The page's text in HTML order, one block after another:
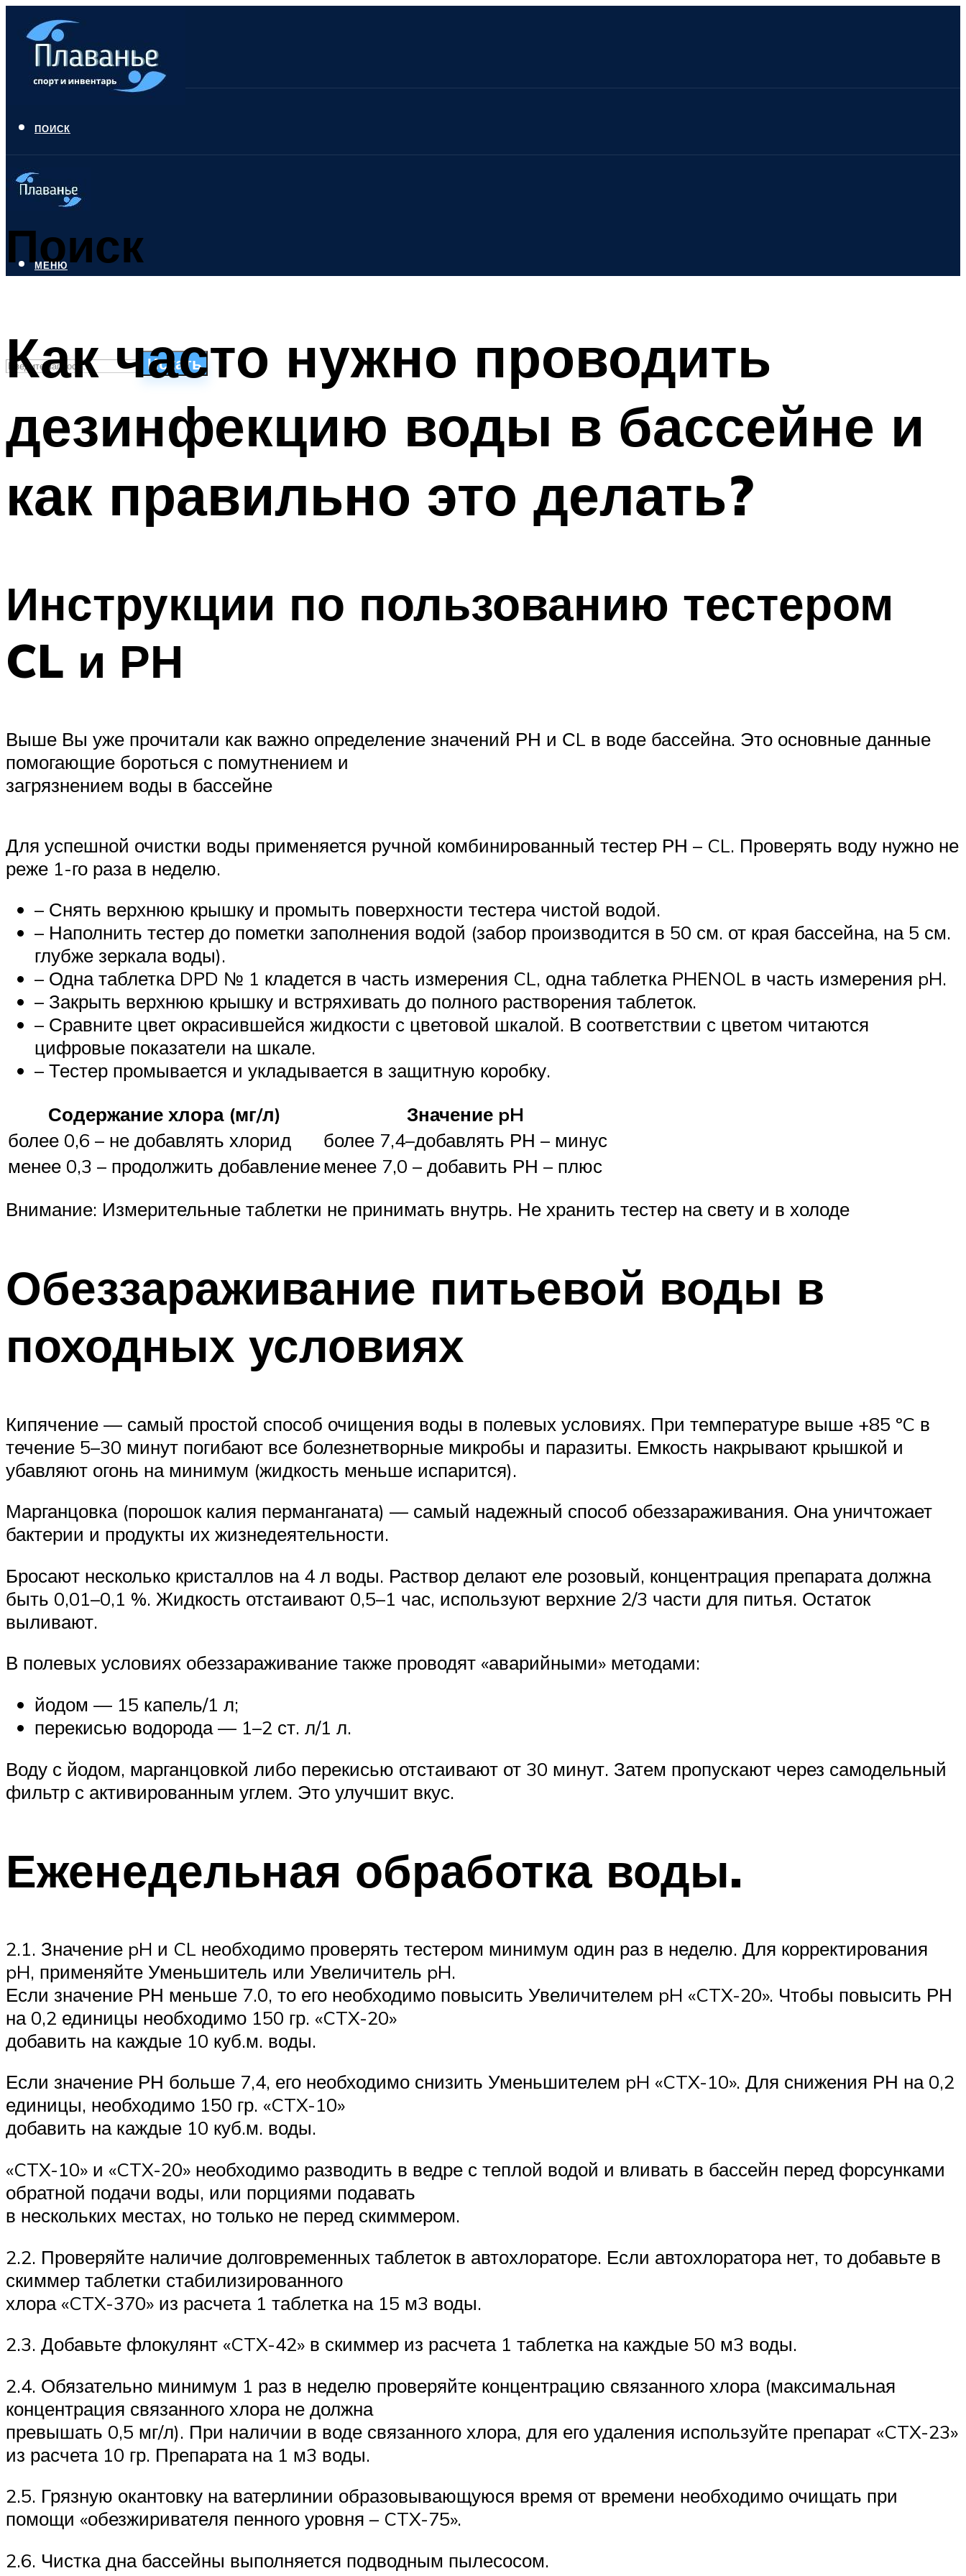
ПОИСК
Поиск
Искать
ПЛАВАНЬЕ ДЛЯ ДЕТЕЙ
ПЛАВАНЬЕ ДЛЯ ПОХУДЕНИЯ
ОЧИСТКА БАССЕЙНОВ
МЕНЮ
Как часто нужно проводить
дезинфекцию воды в бассейне и
как правильно это делать?
Инструкции по пользованию тестером
CL и РН
Выше Вы уже прочитали как важно определение значений РН и СL в воде бассейна. Это основные данные
помогающие бороться с помутнением и
загрязнением воды в бассейне
Для успешной очистки воды применяется ручной комбинированный тестер РН – CL. Проверять воду нужно не
реже 1-го раза в неделю.
– Снять верхнюю крышку и промыть поверхности тестера чистой водой.
– Наполнить тестер до пометки заполнения водой (забор производится в 50 см. от края бассейна, на 5 см.
глубже зеркала воды).
– Одна таблетка DPD № 1 кладется в часть измерения CL, одна таблетка PHENOL в часть измерения pH.
– Закрыть верхнюю крышку и встряхивать до полного растворения таблеток.
– Сравните цвет окрасившейся жидкости с цветовой шкалой. В соответствии с цветом читаются
цифровые показатели на шкале.
– Тестер промывается и укладывается в защитную коробку.
Содержание хлора (мг/л)
Значение pH
более 0,6 – не добавлять хлорид
более 7,4–добавлять РН – минус
менее 0,3 – продолжить добавлениеменее 7,0 – добавить РН – плюс
Внимание: Измерительные таблетки не принимать внутрь. Не хранить тестер на свету и в холоде
Обеззараживание питьевой воды в
походных условиях
Кипячение — самый простой способ очищения воды в полевых условиях. При температуре выше +85 ºC в
течение 5–30 минут погибают все болезнетворные микробы и паразиты. Емкость накрывают крышкой и
убавляют огонь на минимум (жидкость меньше испарится).
Марганцовка (порошок калия перманганата) — самый надежный способ обеззараживания. Она уничтожает
бактерии и продукты их жизнедеятельности.
Бросают несколько кристаллов на 4 л воды. Раствор делают еле розовый, концентрация препарата должна
быть 0,01–0,1 %. Жидкость отстаивают 0,5–1 час, используют верхние 2/3 части для питья. Остаток
выливают.
В полевых условиях обеззараживание также проводят «аварийными» методами:
йодом — 15 капель/1 л;
перекисью водорода — 1–2 ст. л/1 л.
Воду с йодом, марганцовкой либо перекисью отстаивают от 30 минут. Затем пропускают через самодельный
фильтр с активированным углем. Это улучшит вкус.
Еженедельная обработка воды.
2.1. Значение pH и CL необходимо проверять тестером минимум один раз в неделю. Для корректирования
pH, применяйте Уменьшитель или Увеличитель pH.
Если значение РН меньше 7.0, то его необходимо повысить Увеличителем pH «CTX-20». Чтобы повысить РН
на 0,2 единицы необходимо 150 гр. «CTX-20»
добавить на каждые 10 куб.м. воды.
Если значение РН больше 7,4, его необходимо снизить Уменьшителем pH «CTX-10». Для снижения РН на 0,2
единицы, необходимо 150 гр. «CTX-10»
добавить на каждые 10 куб.м. воды.
«CTX-10» и «CTX-20» необходимо разводить в ведре с теплой водой и вливать в бассейн перед форсунками
обратной подачи воды, или порциями подавать
в нескольких местах, но только не перед скиммером.
2.2. Проверяйте наличие долговременных таблеток в автохлораторе. Если автохлоратора нет, то добавьте в
скиммер таблетки стабилизированного
хлора «CTX-370» из расчета 1 таблетка на 15 м3 воды.
2.3. Добавьте флокулянт «CTX-42» в скиммер из расчета 1 таблетка на каждые 50 м3 воды.
2.4. Обязательно минимум 1 раз в неделю проверяйте концентрацию связанного хлора (максимальная
концентрация связанного хлора не должна
превышать 0,5 мг/л). При наличии в воде связанного хлора, для его удаления используйте препарат «CTX-23»
из расчета 10 гр. Препарата на 1 м3 воды.
2.5. Грязную окантовку на ватерлинии образовывающуюся время от времени необходимо очищать при
помощи «обезжиривателя пенного уровня – CTX-75».
2.6. Чистка дна бассейны выполняется подводным пылесосом.